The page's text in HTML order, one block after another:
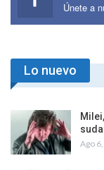
Únete a
Lo nuevo
Ago